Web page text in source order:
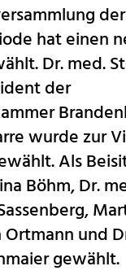
der
hat einen
Dr. med.
der
wurde zur
Als
Böhm, Dr.
Ortmann und
gewählt.